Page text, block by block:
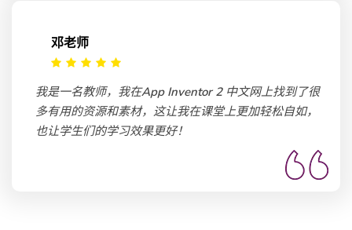
邓老师
我是一名教师，我在App Inventor 2 中文网上找到了很
多有用的资源和素材，这让我在课堂上更加轻松自如，
也让学生们的学习效果更好！